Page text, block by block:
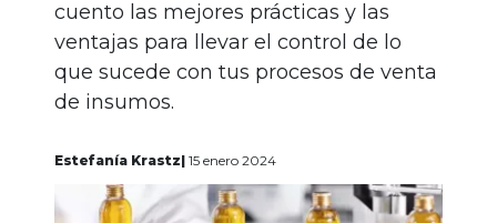
Prueba
gratis
sesión
cuento las mejores prácticas y las
ventajas para llevar el control de lo
que sucede con tus procesos de venta
de insumos.
Estefanía Krastz| 15 enero 2024